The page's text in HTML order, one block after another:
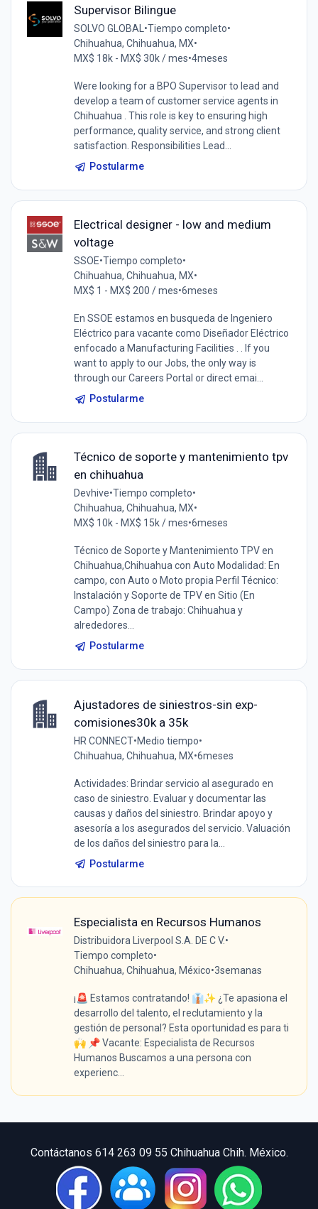
Supervisor Bilingue
SOLVO GLOBAL •Tiempo completo•
Chihuahua, Chihuahua, MX•
MX$ 18k - MX$ 30k / mes•4meses
Were looking for a BPO Supervisor to lead and
develop a team of customer service agents in
Chihuahua . This role is key to ensuring high
performance, quality service, and strong client
satisfaction. Responsibilities Lead...
Postularme
Electrical designer - low and medium
voltage
SSOE•Tiempo completo•
Chihuahua, Chihuahua, MX•
MX$ 1 - MX$ 200 / mes•6meses
En SSOE estamos en busqueda de Ingeniero
Eléctrico para vacante como Diseñador Eléctrico
enfocado a Manufacturing Facilities . . If you
want to apply to our Jobs, the only way is
through our Careers Portal or direct emai...
Postularme
Técnico de soporte y mantenimiento tpv
en chihuahua
Devhive•Tiempo completo•
Chihuahua, Chihuahua, MX•
MX$ 10k - MX$ 15k / mes•6meses
Técnico de Soporte y Mantenimiento TPV en
Chihuahua,Chihuahua con Auto Modalidad: En
campo, con Auto o Moto propia Perfil Técnico:
Instalación y Soporte de TPV en Sitio (En
Campo) Zona de trabajo: Chihuahua y
alrededores...
Postularme
Ajustadores de siniestros-sin exp-
comisiones30k a 35k
HR CONNECT•Medio tiempo•
Chihuahua, Chihuahua, MX•6meses
Actividades: Brindar servicio al asegurado en
caso de siniestro. Evaluar y documentar las
causas y daños del siniestro. Brindar apoyo y
asesoría a los asegurados del servicio. Valuación
de los daños del siniestro para la...
Postularme
Especialista en Recursos Humanos
Distribuidora Liverpool S.A. DE C V.•
Tiempo completo•
Chihuahua, Chihuahua, México•3semanas
¡🚨 Estamos contratando! 👔✨ ¿Te apasiona el
desarrollo del talento, el reclutamiento y la
gestión de personal? Esta oportunidad es para ti
🙌 📌 Vacante: Especialista de Recursos
Humanos Buscamos a una persona con
experienc...
Contáctanos 614 263 09 55 Chihuahua Chih. México.